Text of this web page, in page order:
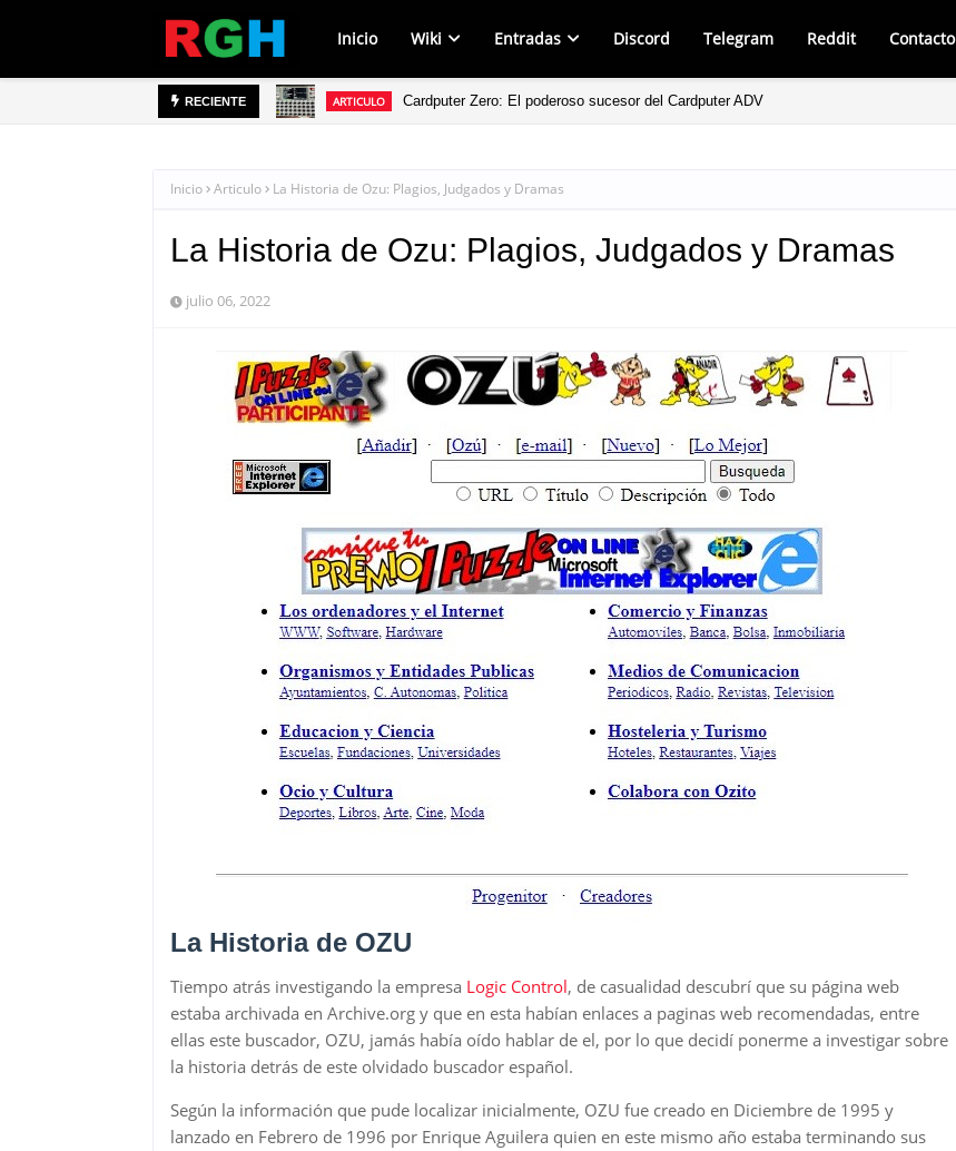
Inicio Wiki Entradas Discord Telegram Reddit Contacto
RECIENTE ARTICULO He rescatado un Sun Microsystems Ultra 5
Inicio Articulo La Historia de Ozu: Plagios, Judgados y Dramas
La Historia de Ozu: Plagios, Judgados y Dramas
julio 06, 2022
La Historia de OZU
Tiempo atrás investigando la empresa Logic Control, de casualidad descubrí que su página web
estaba archivada en Archive.org y que en esta habían enlaces a paginas web recomendadas, entre
ellas este buscador, OZU, jamás había oído hablar de el, por lo que decidí ponerme a investigar sobre
la historia detrás de este olvidado buscador español.
Según la información que pude localizar inicialmente, OZU fue creado en Diciembre de 1995 y
lanzado en Febrero de 1996 por Enrique Aguilera quien en este mismo año estaba terminando sus